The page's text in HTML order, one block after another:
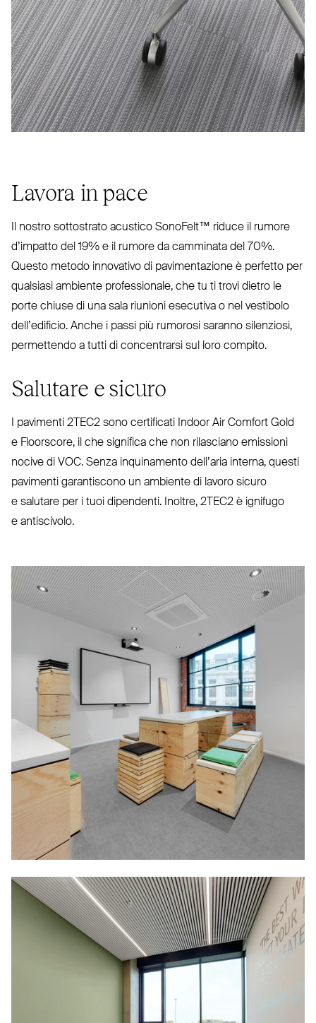
Lavora in pace
Il nostro sot­tostrato acustico SonoFelt™ riduce il rumore
d’impatto del 19% e il rumore da camminata del 70%.
Questo metodo innovativo di pavi­men­tazione è perfetto per
qualsiasi ambiente pro­fes­sionale, che tu ti trovi dietro le
porte chiuse di una sala riunioni esecutiva o nel vestibolo
del­l’e­dificio. Anche i passi più rumorosi saranno silenziosi,
per­mettendo a tutti di con­centrarsi sul loro compito.
Salutare e sicuro
I pavimenti 2TEC2 sono cer­tificati Indoor Air Comfort Gold
e Floorscore, il che significa che non rilasciano emissioni
nocive di VOC. Senza inqui­namento dell’aria interna, questi
pavimenti garan­tiscono un ambiente di lavoro sicuro
e salutare per i tuoi dipendenti. Inoltre, 2TEC2 è ignifugo
e antiscivolo.